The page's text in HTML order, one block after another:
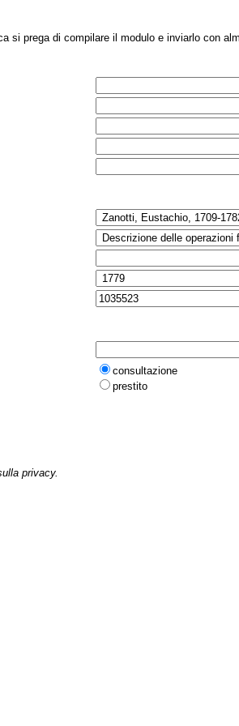
si prega di compilare il modulo e inviarlo con
consultazione
prestito
privacy.